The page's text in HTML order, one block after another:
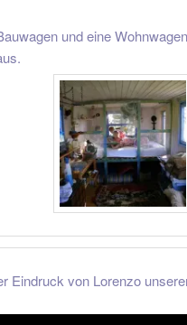
und eine
Eindruck von Lorenzo